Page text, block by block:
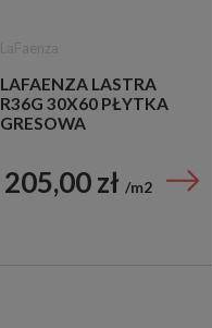
LAFAENZA LASTRA
R36G 30X60 PŁYTKA
GRESOWA
205,00 zł m2